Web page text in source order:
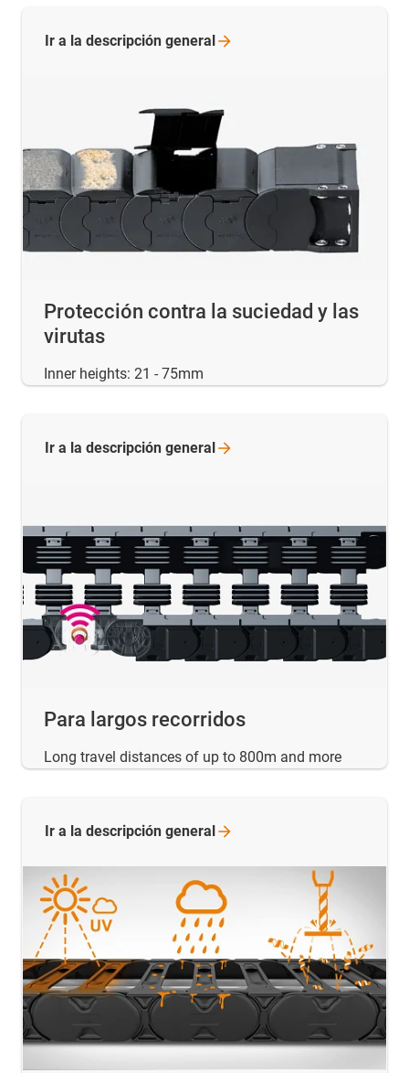
Protección contra la suciedad y las
virutas
Inner heights: 21 - 75mm
Ir a la descripción general
Para largos recorridos
Long travel distances of up to 800m and more
Ir a la descripción general
Ir a la descripción general